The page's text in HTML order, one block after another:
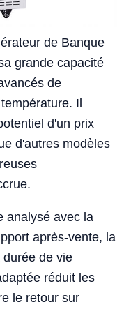
de Banque
grande capacité
de
Il
d'un prix
d'autres modèles
analysé avec la
après-vente, la
de vie
réduit les
le retour sur